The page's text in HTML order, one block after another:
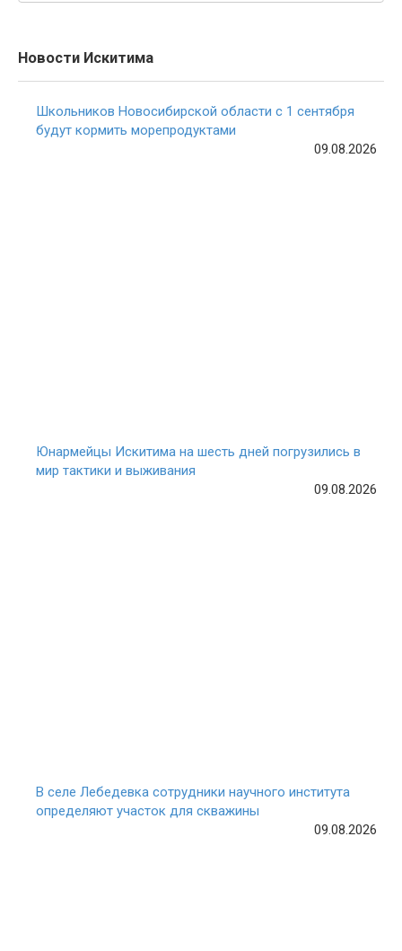
Новости Искитима
Школьников Новосибирской области с 1 сентября
будут кормить морепродуктами
09.08.2026
Юнармейцы Искитима на шесть дней погрузились в
мир тактики и выживания
09.08.2026
В селе Лебедевка сотрудники научного института
определяют участок для скважины
09.08.2026